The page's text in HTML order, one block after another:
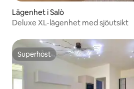
Lägenhet i Salò
Deluxe XL-lägenhet med sjöutsikt
Superhost
Superhost